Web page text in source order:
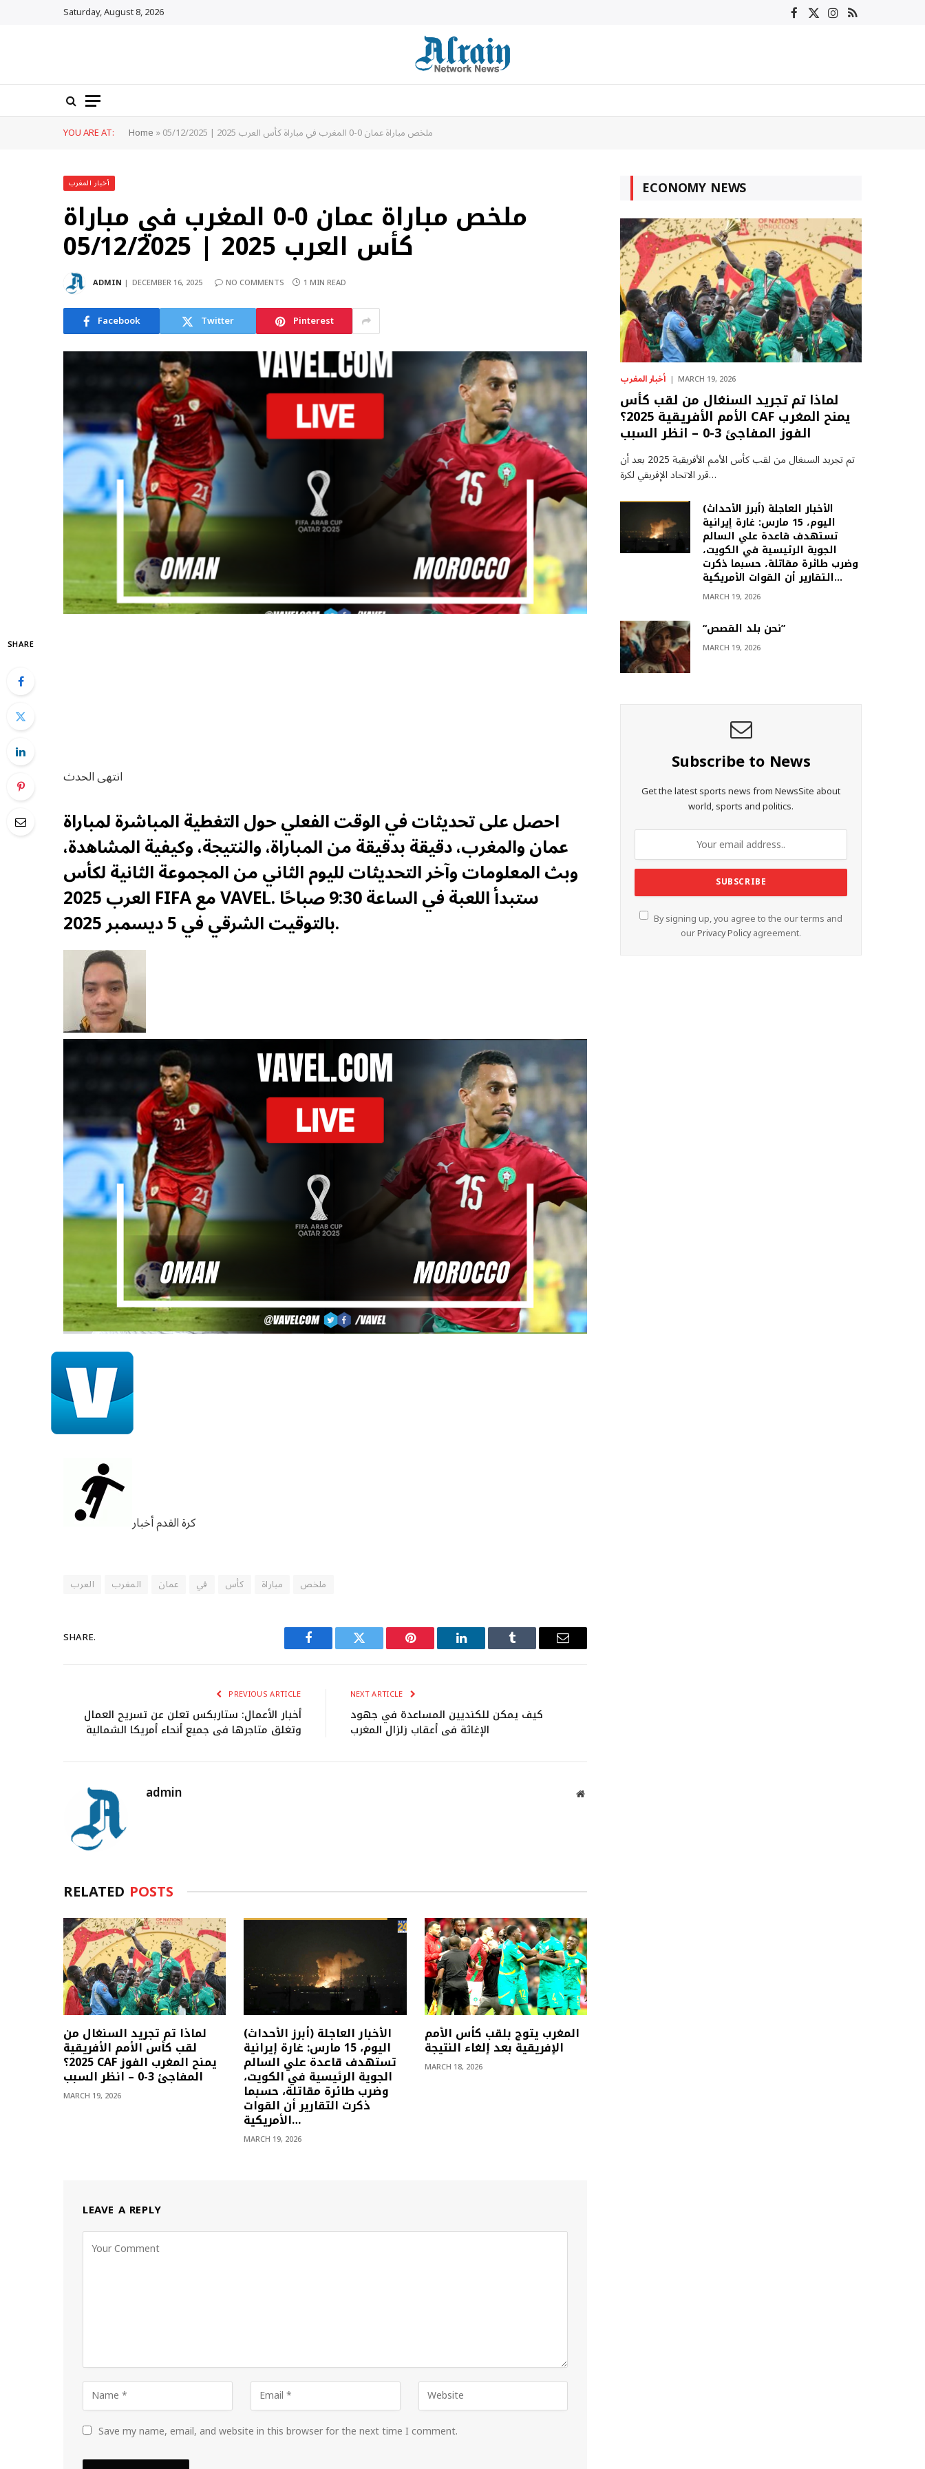
Saturday, August 8, 2026 Facebook
X Instagram
RSS
YOU ARE AT: Home» ملخص مباراة عمان 0-0 المغرب في مباراة كأس العرب 2025 | 05/12/2025
أخبار المغرب
ملخص مباراة عمان 0-0 المغرب في مباراة
كأس العرب 2025 | 05/12/2025
ADMIN DECEMBER 16, 2025 NO COMMENTS 1 MIN READ
Facebook Twitter Pinterest
SHARE
انتهى الحدث
احصل على تحديثات في الوقت الفعلي حول التغطية المباشرة لمباراة
عمان والمغرب، دقيقة بدقيقة من المباراة، والنتيجة، وكيفية المشاهدة،
وبث المعلومات وآخر التحديثات لليوم الثاني من المجموعة الثانية لكأس
العرب 2025 FIFA مع VAVEL. ستبدأ اللعبة في الساعة 9:30 صباحًا
بالتوقيت الشرقي في 5 ديسمبر 2025.
كرة القدمأخبار
العرب المغرب عمان في كأس مباراة ملخص
SHARE.
Facebook Twitter Pinterest LinkedIn Tumblr Email
PREVIOUS ARTICLE
أخبار الأعمال: ستاربكس تعلن عن تسريح العمال
وتغلق متاجرها في جميع أنحاء أمريكا الشمالية
NEXT ARTICLE
كيف يمكن للكنديين المساعدة في جهود
الإغاثة في أعقاب زلزال المغرب
admin Website
RELATED POSTS
لماذا تم تجريد السنغال من
لقب كأس الأمم الأفريقية
2025؟ CAF يمنح المغرب الفوز
المفاجئ 3-0 – انظر السبب
MARCH 19, 2026
(أبرز الأحداث) الأخبار العاجلة
اليوم، 15 مارس: غارة إيرانية
تستهدف قاعدة علي السالم
الجوية الرئيسية في الكويت،
وضرب طائرة مقاتلة، حسبما
ذكرت التقارير أن القوات
الأمريكية…
MARCH 19, 2026
المغرب يتوج بلقب كأس الأمم
الإفريقية بعد إلغاء النتيجة
MARCH 18, 2026
LEAVE A REPLY
Save my name, email, and website in this browser for the next time I comment.
ECONOMY NEWS
أخبار المغرب MARCH 19, 2026
لماذا تم تجريد السنغال من لقب كأس
الأمم الأفريقية 2025؟ CAF يمنح المغرب
الفوز المفاجئ 3-0 – انظر السبب
تم تجريد السنغال من لقب كأس الأمم الأفريقية 2025 بعد أن
قرر الاتحاد الإفريقي لكرة…
(أبرز الأحداث) الأخبار العاجلة
اليوم، 15 مارس: غارة إيرانية
تستهدف قاعدة علي السالم
الجوية الرئيسية في الكويت،
وضرب طائرة مقاتلة، حسبما ذكرت
التقارير أن القوات الأمريكية…
MARCH 19, 2026
“نحن بلد القصص”
MARCH 19, 2026
Subscribe to News
Get the latest sports news from NewsSite about
world, sports and politics.
By signing up, you agree to the our terms and
ourPrivacy Policyagreement.